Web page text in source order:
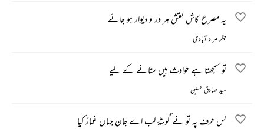
یہ مصرع کاش نقش ہر در و دیوار ہو جائے
جگر مراد آبادی
تو سمجھتا ہے حوادث ہیں ستانے کے لیے
سید صادق حسین
کس حرف پہ تو نے گوشۂ لب اے جان جہاں غماز کیا